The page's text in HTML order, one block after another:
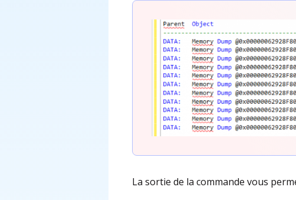
La sortie de la commande vous